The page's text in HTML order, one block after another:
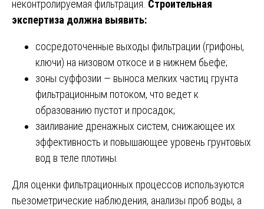
неконтролируемая фильтрация. Строительная
экспертиза должна выявить:
сосредоточенные выходы фильтрации (грифоны,
ключи) на низовом откосе и в нижнем бьефе;
зоны суффозии — выноса мелких частиц грунта
фильтрационным потоком, что ведет к
образованию пустот и просадок;
заиливание дренажных систем, снижающее их
эффективность и повышающее уровень грунтовых
вод в теле плотины.
Для оценки фильтрационных процессов используются
пьезометрические наблюдения, анализы проб воды, а